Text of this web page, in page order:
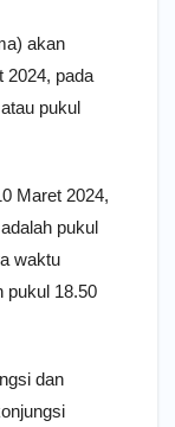
akan
2024, pada
pukul
Maret 2024,
pukul
waktu
pukul 18.50
dan